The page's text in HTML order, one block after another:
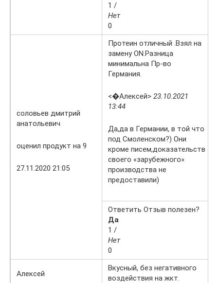
1 /
Нет
0
соловьев дмитрий
анатольевич
оценил продукт на 9
27.11.2020 21:05
Протеин отличный .Взял на
замену ON.Разница
минимальна Пр-во
Германия.
<�Алексей> 23.10.2021
13:44
Да,да в Германии, в той что
под Смоленском?) Они
кроме писем,доказательств
своего «зарубежного»
производства не
предоставили)
Ответить Отзыв полезен?
Да
1 /
Нет
0
Алексей
Вкусный, без негативного
воздействия на жкт.